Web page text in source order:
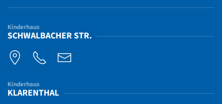
Kinderhaus
SCHWALBACHER STR.
Kinderhaus
KLARENTHAL